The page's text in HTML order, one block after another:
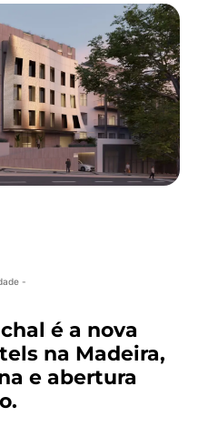
-
é a nova
na Madeira,
e abertura